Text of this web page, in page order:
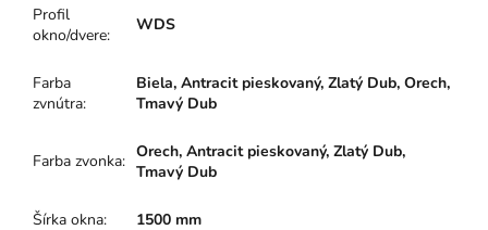
Profil
okno/dvere:
WDS
Farba
zvnútra:
Biela, Antracit pieskovaný, Zlatý Dub, Orech,
Tmavý Dub
Farba zvonka: Orech, Antracit pieskovaný, Zlatý Dub,
Tmavý Dub
Šírka okna: 1500 mm